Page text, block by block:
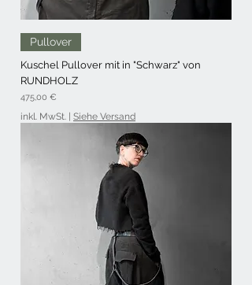
Pullover
Kuschel Pullover mit in "Schwarz" von
RUNDHOLZ
Preis
475,00 €
inkl. MwSt. | Siehe Versand